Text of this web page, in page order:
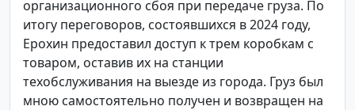
организационного сбоя при передаче груза. По
итогу переговоров, состоявшихся в 2024 году,
Ерохин предоставил доступ к трем коробкам с
товаром, оставив их на станции
техобслуживания на выезде из города. Груз был
мною самостоятельно получен и возвращен на